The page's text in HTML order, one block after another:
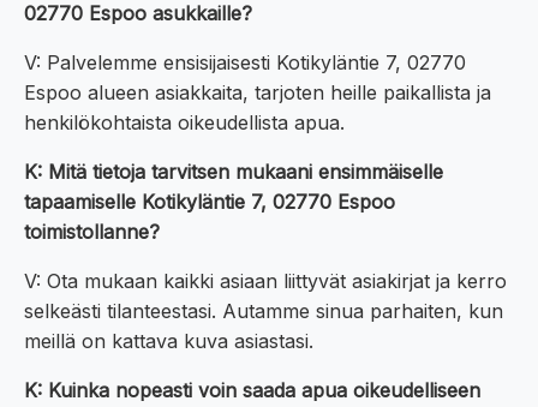
02770 Espoo asukkaille?
V: Palvelemme ensisijaisesti Kotikyläntie 7, 02770
Espoo alueen asiakkaita, tarjoten heille paikallista ja
henkilökohtaista oikeudellista apua.
K: Mitä tietoja tarvitsen mukaani ensimmäiselle
tapaamiselle Kotikyläntie 7, 02770 Espoo
toimistollanne?
V: Ota mukaan kaikki asiaan liittyvät asiakirjat ja kerro
selkeästi tilanteestasi. Autamme sinua parhaiten, kun
meillä on kattava kuva asiastasi.
K: Kuinka nopeasti voin saada apua oikeudelliseen